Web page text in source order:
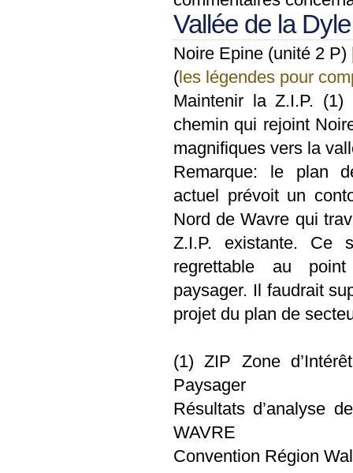
Vallée de la Dyle
Noire Epine (unité 2 P)
(les légendes pour
Maintenir la Z.I.P.
chemin qui rejoint
magnifiques vers la
Remarque: le plan
actuel prévoit un
Nord de Wavre qui
Z.I.P. existante. Ce
regrettable au
paysager. Il faudrait
projet du plan de
(1) ZIP Zone
Paysager
Résultats d’analyse
WAVRE
Convention Région